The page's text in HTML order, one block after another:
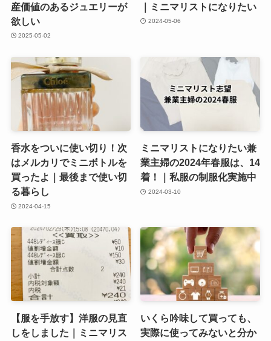
産価値のあるジュエリーが
欲しい
2025-05-02
｜ミニマリストになりたい
2024-05-06
香水をついに使い切り！次
はメルカリでミニボトルを
買ったよ｜最後まで使い切
る暮らし
2024-04-15
ミニマリストになりたい兼
業主婦の2024年春服は、14
着！｜私服の制服化実施中
2024-03-10
【服を手放す】洋服の見直
しをしました｜ミニマリス
いくら吟味して買っても、
実際に使ってみないと分か